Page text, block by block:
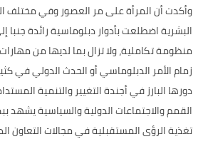
وأكدت أن المرأة على مر العصور وفي مختلف
البشرية اضطلعت بأدوار دبلوماسية رائدة
منظومة تكاملية، ولا تزال بما لديها من
زمام الأمر الدبلوماسي أو الحدث الدولي في
دورها البارز في أجندة التغيير والتنمية
القمم والاجتماعات الدولية والسياسية يشهد
تغذية الرؤى المستقبلية في مجالات التعاون